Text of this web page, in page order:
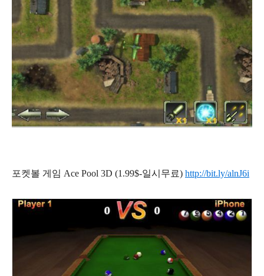
포켓볼 게임 Ace Pool 3D (1.99$-일시무료) http://bit.ly/alnJ6i